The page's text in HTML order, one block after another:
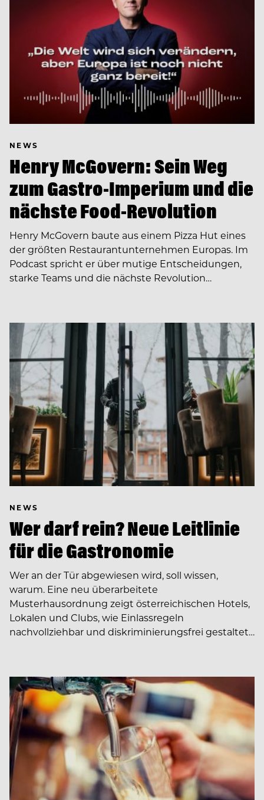
NEWS
Henry McGovern: Sein Weg
zum Gastro-Imperium und die
nächste Food-Revolution
Henry McGovern baute aus einem Pizza Hut eines
der größten Restaurantunternehmen Europas. Im
Podcast spricht er über mutige Entscheidungen,
starke Teams und die nächste Revolution…
NEWS
Wer darf rein? Neue Leitlinie
für die Gastronomie
Wer an der Tür abgewiesen wird, soll wissen,
warum. Eine neu überarbeitete
Musterhausordnung zeigt österreichischen Hotels,
Lokalen und Clubs, wie Einlassregeln
nachvollziehbar und diskriminierungsfrei gestaltet…